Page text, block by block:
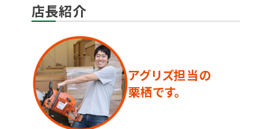
店長紹介
アグリズ担当の
栗栖です。